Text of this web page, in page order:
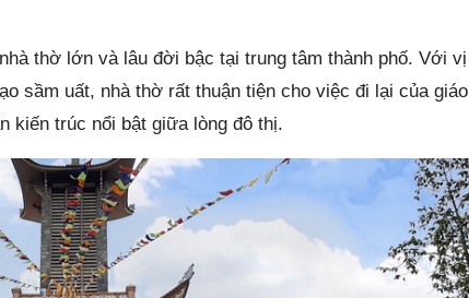
thờ lớn và lâu đời bậc tại trung tâm thành phố. Với vị
sầm uất, nhà thờ rất thuận tiện cho việc đi lại của giáo
kiến trúc nổi bật giữa lòng đô thị.